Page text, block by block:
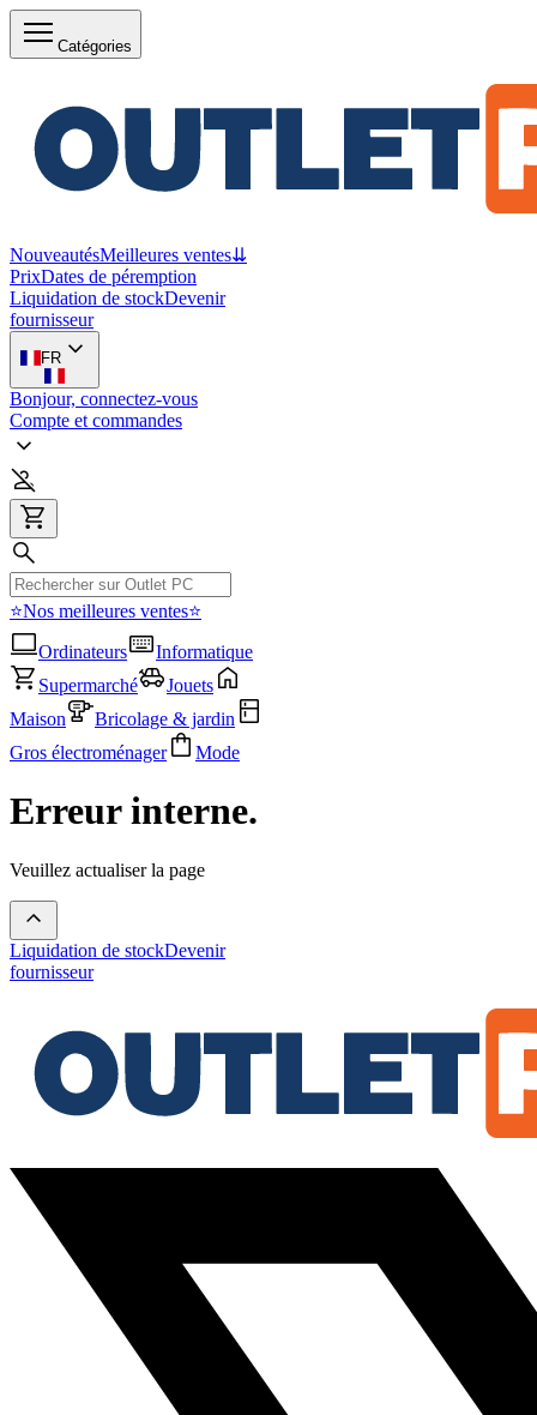
Catégories
NouveautésMeilleures ventes⇊
PrixDates de péremption
Liquidation de stockDevenir
fournisseur
FR
Bonjour, connectez-vous
Compte et commandes
⭐Nos meilleures ventes⭐
Ordinateurs
Informatique
Supermarché
Jouets
Maison
Bricolage & jardin
Gros électroménager
Mode
Erreur interne.
Veuillez actualiser la page
Liquidation de stockDevenir
fournisseur